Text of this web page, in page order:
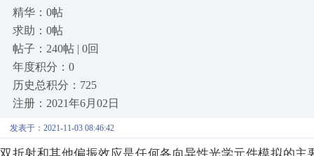
精华：0帖
求助：0帖
帖子：240帖 | 0回
年度积分：0
历史总积分：725
注册：2021年6月02日
发表于：2021-11-03 08:46:42
双折射和其他偏振效应是任何各向异性光学元件模拟的